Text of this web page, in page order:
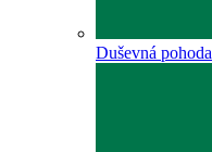
Duševná pohoda